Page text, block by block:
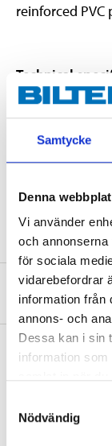
Samtycke
Denna
Vi använder
och
för sociala
vidarebefordrar
information från
annons- och
Dessa kan i sin
information
Nödvändig
reinforced PVC
Technical
Size
Internal diameter
Length
About the
Pay & Collect in